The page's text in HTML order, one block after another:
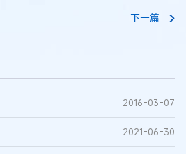
下一篇
2016-03-07
2021-06-30